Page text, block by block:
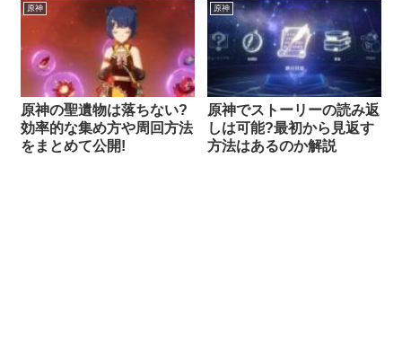
原神
原神の聖遺物は落ちない?
効率的な集め方や周回方法
をまとめて公開!
原神
原神でストーリーの読み返
しは可能?最初から見返す
方法はあるのか解説